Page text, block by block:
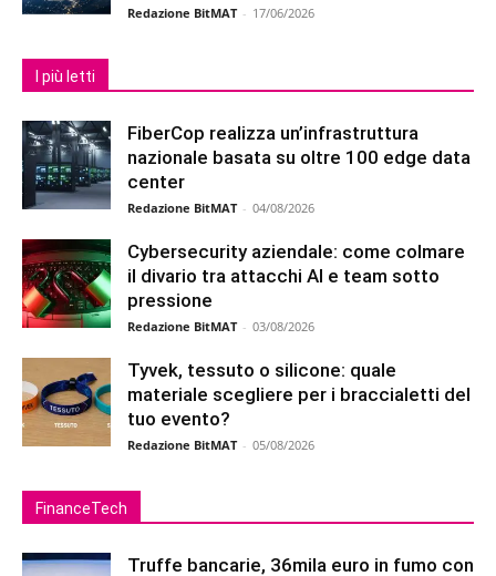
Redazione BitMAT - 17/06/2026
I più letti
FiberCop realizza un’infrastruttura
nazionale basata su oltre 100 edge data
center
Redazione BitMAT - 04/08/2026
Cybersecurity aziendale: come colmare
il divario tra attacchi AI e team sotto
pressione
Redazione BitMAT - 03/08/2026
Tyvek, tessuto o silicone: quale
materiale scegliere per i braccialetti del
tuo evento?
Redazione BitMAT - 05/08/2026
FinanceTech
Truffe bancarie, 36mila euro in fumo con